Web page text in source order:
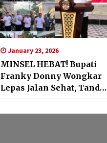
January 23, 2026
MINSEL HEBAT! Bupati
Franky Donny Wongkar
Lepas Jalan Sehat, Tandai
ke-23 Kabupaten Minsel